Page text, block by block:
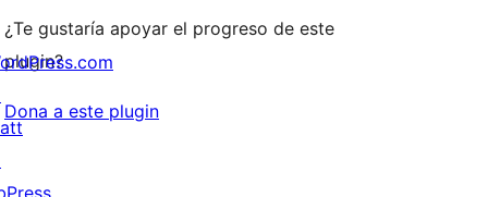
¿Te gustaría apoyar el progreso de este
plugin?
Dona a este plugin